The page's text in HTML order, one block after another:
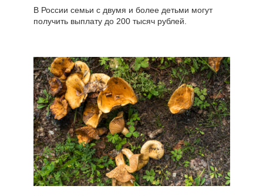
В России семьи с двумя и более детьми могут
получить выплату до 200 тысяч рублей.